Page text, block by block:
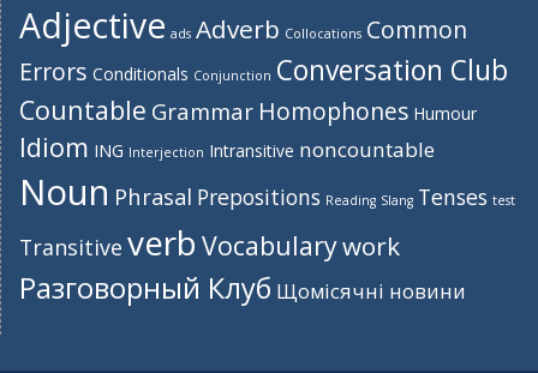
Adjective ads Adverb Collocations Common
Errors Conditionals Conjunction Conversation Club
Countable Grammar Homophones Humour
Idiom ING Interjection Intransitive noncountable
Noun Phrasal Prepositions Reading Slang Tenses test
Transitive verb Vocabularywork
Разговорный Клуб Щомісячні новини